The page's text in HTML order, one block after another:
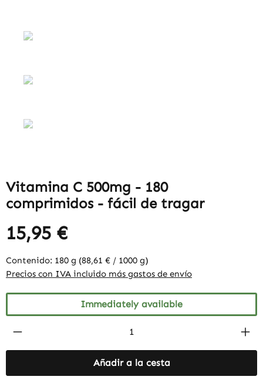
Vitamina C 500mg - 180
comprimidos - fácil de tragar
15,95 €
Contenido: 180 g (88,61 € / 1000 g)
Precios con IVA incluido más gastos de envío
Immediately available
Product Quantity: Enter the desired
Añadir a la cesta